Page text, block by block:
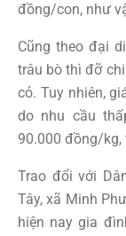
đồng/con, như
Cũng theo đại
trâu bò thì đỡ
cỏ. Tuy nhiên,
do nhu cầu
90.000 đồng/kg,
Trao đổi với
Tây, xã Minh
hiện nay gia